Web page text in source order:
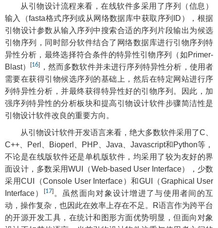
从引物设计流程来看，在线软件多采用了序列（信息）
输入（fasta格式序列或从网络数据库中获取序列ID），根据
引物设计参数从输入序列中搜索合适的序列片段输出为候选
引物序列，同时部分软件结合了网络数据库进行引物序列特
异性分析，最终选择符合条件的特异性引物序列（如Primer-
Blast）[16] ，然而多数软件并未进行序列特异性分析，使用者
需要在获得引物候选序列的基础上，然后在特定网站进行序
列特异性分析，并最终获得特异性好的引物序列。因此，加
强序列特异性的分析板块和提高引物设计软件步骤简洁性是
引物设计软件改良的重要方向。
从引物设计软件开发语言来看，绝大多数软件采用了C、
C++、Perl、Bioperl、PHP、Java、Javascript和Python等，
不论是在线版软件还是单机版软件，均采用了较为友好的界
面设计，多数采用WUI（Web-based User Interface），少数
采用CUI（Console User Interface）和GUI（Graphical User
Interface）
[17]。虽然面向对象设计增进了与使用者间的互
动，操作复杂，也因此在效率上存在不足。R语言作为跨平台
的开源开发工具，在统计和图形方面优势明显，但面向对象